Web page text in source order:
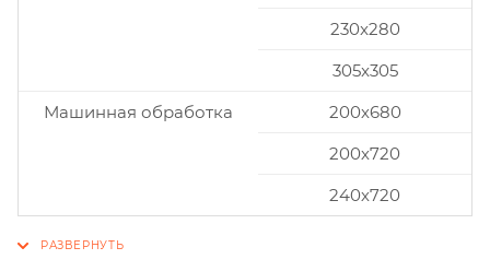
230x280
305x305
Машинная обработка
200х680
200х720
240х720